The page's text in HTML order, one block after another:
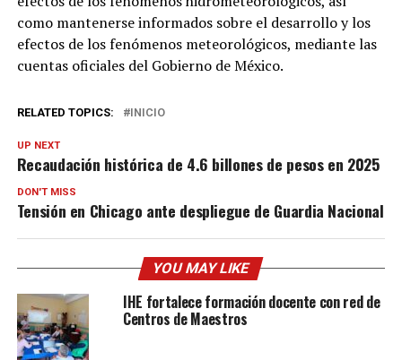
como mantenerse informados sobre el desarrollo y los
efectos de los fenómenos meteorológicos, mediante las
cuentas oficiales del Gobierno de México.
RELATED TOPICS: INICIO
UP NEXT
Recaudación histórica de 4.6 billones de pesos en 2025
DON'T MISS
Tensión en Chicago ante despliegue de Guardia Nacional
YOU MAY LIKE
IHE fortalece formación docente con red de
Centros de Maestros